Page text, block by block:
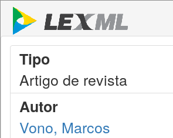
Tipo
Artigo de revista
Autor
Vono, Marcos